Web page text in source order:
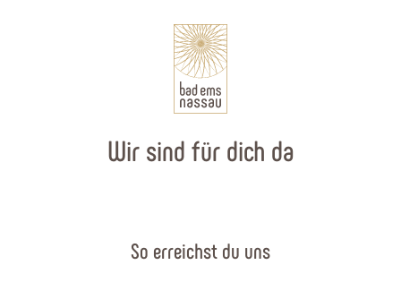
Wir sind für dich da
So erreichst du uns